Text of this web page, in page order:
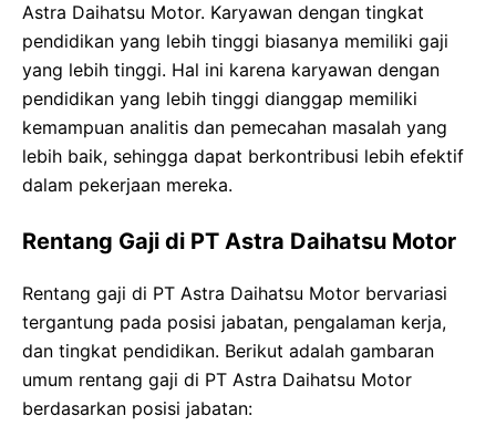
Astra Daihatsu Motor. Karyawan dengan tingkat
pendidikan yang lebih tinggi biasanya memiliki gaji
yang lebih tinggi. Hal ini karena karyawan dengan
pendidikan yang lebih tinggi dianggap memiliki
kemampuan analitis dan pemecahan masalah yang
lebih baik, sehingga dapat berkontribusi lebih efektif
dalam pekerjaan mereka.
Rentang Gaji di PT Astra Daihatsu Motor
Rentang gaji di PT Astra Daihatsu Motor bervariasi
tergantung pada posisi jabatan, pengalaman kerja,
dan tingkat pendidikan. Berikut adalah gambaran
umum rentang gaji di PT Astra Daihatsu Motor
berdasarkan posisi jabatan: